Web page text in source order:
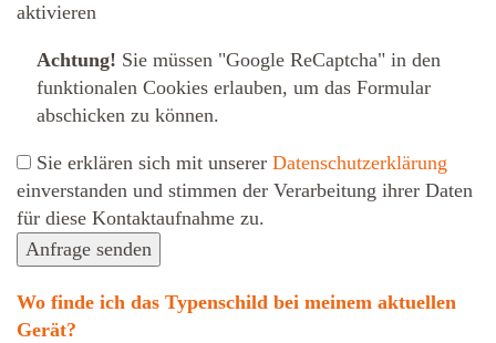
aktivieren
Achtung! Sie müssen "Google ReCaptcha" in den
funktionalen Cookies erlauben, um das Formular
abschicken zu können.
Sie erklären sich mit unserer Datenschutzerklärung
ein­ver­standen und stimmen der Verarbeitung ihrer Daten
für diese Kontaktaufnahme zu.
Anfrage senden
Wo finde ich das Typenschild bei meinem aktuellen
Gerät?